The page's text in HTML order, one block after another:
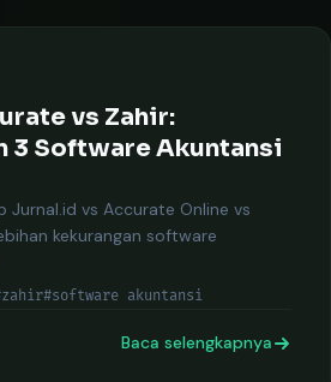
vs Zahir:
3 Software Akuntansi
Jurnal.id vs Accurate Online vs
kekurangan software
#software akuntansi
Baca selengkapnya